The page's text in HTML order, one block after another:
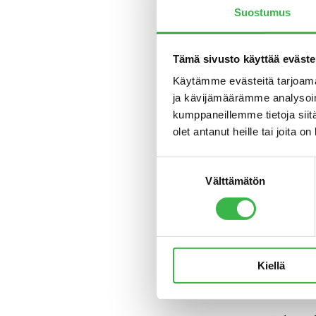
Suostumus
Tämä sivusto käyttää
Käytämme evästeitä
ja kävijämäärämme
kumppaneillemme tietoja
olet antanut heille tai joita
Välttämätön
Kiellä
hyvä
Tällä
–